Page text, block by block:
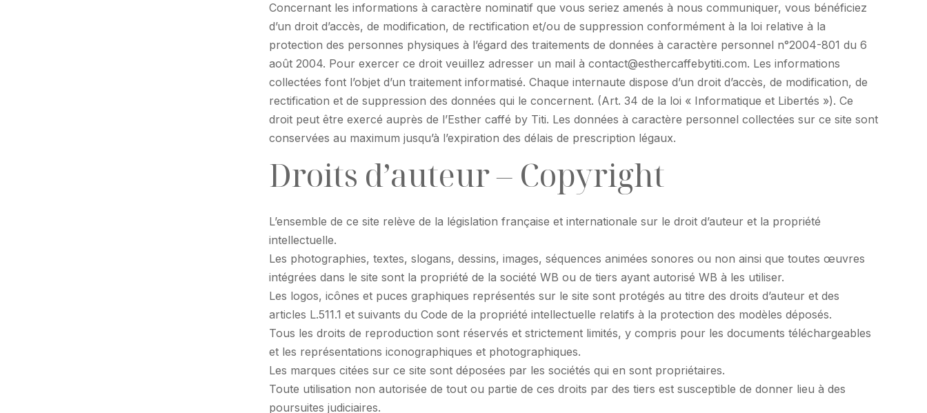
Concernant les informations à caractère nominatif que vous seriez amenés à nous communiquer, vous bénéficiez
d’un droit d’accès, de modification, de rectification et/ou de suppression conformément à la loi relative à la
protection des personnes physiques à l’égard des traitements de données à caractère personnel n°2004-801 du 6
août 2004. Pour exercer ce droit veuillez adresser un mail à contact@esthercaffebytiti.com. Les informations
collectées font l’objet d’un traitement informatisé. Chaque internaute dispose d’un droit d’accès, de modification, de
rectification et de suppression des données qui le concernent. (Art. 34 de la loi « Informatique et Libertés »). Ce
droit peut être exercé auprès de l’Esther caffé by Titi. Les données à caractère personnel collectées sur ce site sont
conservées au maximum jusqu’à l’expiration des délais de prescription légaux.
Droits d’auteur – Copyright
L’ensemble de ce site relève de la législation française et internationale sur le droit d’auteur et la propriété
intellectuelle.
Les photographies, textes, slogans, dessins, images, séquences animées sonores ou non ainsi que toutes œuvres
intégrées dans le site sont la propriété de la société WB ou de tiers ayant autorisé WB à les utiliser.
Les logos, icônes et puces graphiques représentés sur le site sont protégés au titre des droits d’auteur et des
articles L.511.1 et suivants du Code de la propriété intellectuelle relatifs à la protection des modèles déposés.
Tous les droits de reproduction sont réservés et strictement limités, y compris pour les documents téléchargeables
et les représentations iconographiques et photographiques.
Les marques citées sur ce site sont déposées par les sociétés qui en sont propriétaires.
Toute utilisation non autorisée de tout ou partie de ces droits par des tiers est susceptible de donner lieu à des
poursuites judiciaires.